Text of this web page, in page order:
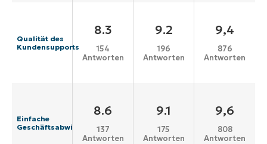
Qualität des
Kundensupports
8.3
154
Antworten
9.2
196
Antworten
9,4
876
Antworten
Einfache
Geschäftsabwicklung
8.6
137
Antworten
9.1
175
Antworten
9,6
808
Antworten